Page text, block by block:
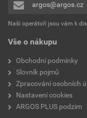
Vše o nákupu
Obchodní podmínky
Slovník pojmů
Zpracování osobních
Nastavení cookies
ARGOS PLUS podzim
argos@argos.cz
Naši operátoři jsou vám k